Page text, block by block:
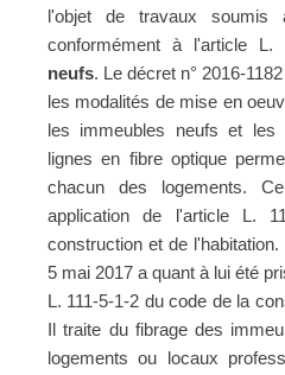
l'objet de travaux soumis
conformément à l'article L.
neufs. Le décret n° 2016-
les modalités de mise en
les immeubles neufs et les
lignes en fibre optique
chacun des logements.
application de l'article L.
construction et de
5 mai 2017 a quant à lui été
L. 111-5-1-2 du code de la
Il traite du fibrage des
logements ou locaux